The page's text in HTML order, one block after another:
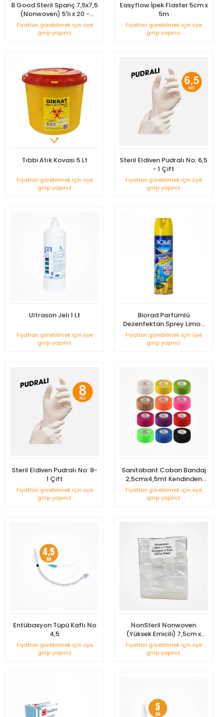
B Good Steril Spanç 7,5x7,5
(Nonwoven) 5'li x 20 -
Kutusuz
Fiyatları görebilmek için üye
girişi yapınız
Easyflow İpek Flaster 5cm x
5m
Fiyatları görebilmek için üye
girişi yapınız
Tıbbi Atık Kovası 5 Lt
Fiyatları görebilmek için üye
girişi yapınız
Steril Eldiven Pudralı No: 6,5
- 1 Çift
Fiyatları görebilmek için üye
girişi yapınız
Ultrason Jeli 1 Lt
Fiyatları görebilmek için üye
girişi yapınız
Biorad Parfümlü
Dezenfektan Sprey Limon
Kokulu 150ml
Fiyatları görebilmek için üye
girişi yapınız
Steril Eldiven Pudralı No: 8-
1 Çift
Fiyatları görebilmek için üye
girişi yapınız
Sanitabant Coban Bandaj
2,5cmx4,5mt Kendinden
Yapışkanlı - 1 Adet
Fiyatları görebilmek için üye
girişi yapınız
Entübasyon Tüpü Kaflı No
4,5
Fiyatları görebilmek için üye
girişi yapınız
NonSteril Nonwoven
(Yüksek Emicili) 7,5cm x
7,5cm Kompres 8 Katlı -
500'lü Paket
Fiyatları görebilmek için üye
girişi yapınız